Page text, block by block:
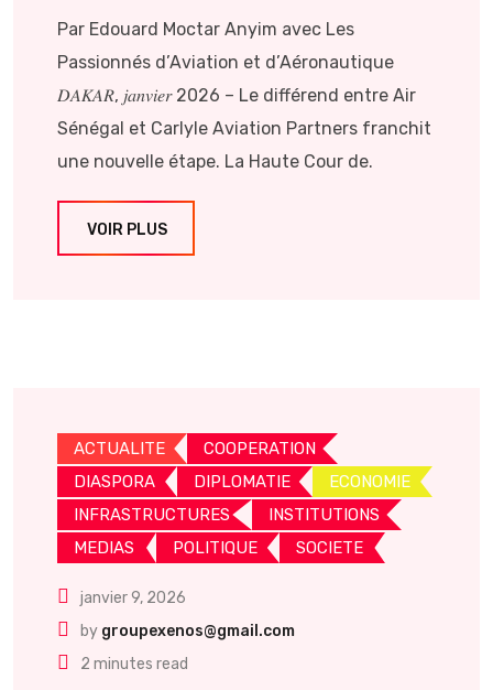
Par Edouard Moctar Anyim avec Les
Passionnés d’Aviation et d’Aéronautique
𝐷𝐴𝐾𝐴𝑅, 𝑗𝑎𝑛𝑣𝑖𝑒𝑟 2026 – Le différend entre Air
Sénégal et Carlyle Aviation Partners franchit
une nouvelle étape. La Haute Cour de.
VOIR PLUS
ACTUALITE
COOPERATION
DIASPORA
DIPLOMATIE
ECONOMIE
INFRASTRUCTURES
INSTITUTIONS
MEDIAS
POLITIQUE SOCIETE
janvier 9, 2026
by groupexenos@gmail.com
2 minutes read